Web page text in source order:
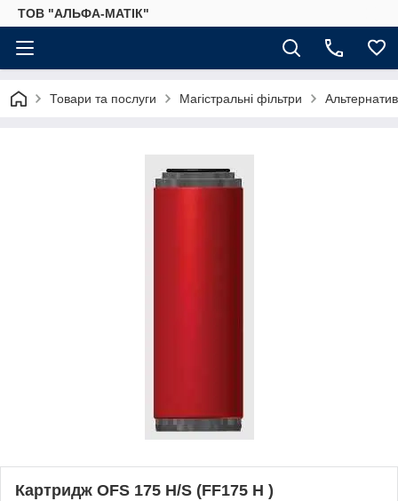
ТОВ "АЛЬФА-МАТІК"
Товари та послуги Магістральні фільтри
Картридж OFS 175 H/S (FF175 H )